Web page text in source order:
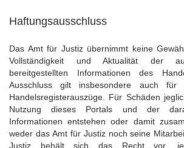
Haftungsausschluss
Das Amt für Justiz übernimmt keine
Vollständigkeit und Aktualität der
bereitgestellten Informationen des
Ausschluss gilt insbesondere auch für
Handelsregisterauszüge. Für Schäden
Nutzung dieses Portals und der
Informationen entstehen oder damit
weder das Amt für Justiz noch seine
Justiz behält sich das Recht vor,